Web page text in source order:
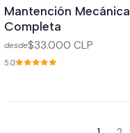
Mantención Mecánica
Completa
desde$33.000 CLP
5.0